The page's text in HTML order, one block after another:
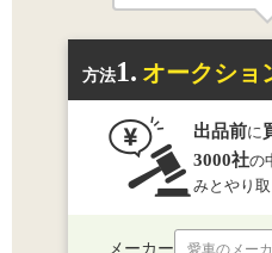
方法1. オークショ
出品前に
3000社の
みとやり取
メーカー 愛車のメー